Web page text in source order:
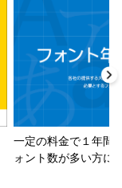
一定の料金で１年間
ォント数が多い方に